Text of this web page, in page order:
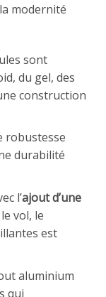
modernité
sont
du gel, des
construction
robustesse
durabilité
l’ajout d’une
vol, le
est
aluminium
qui